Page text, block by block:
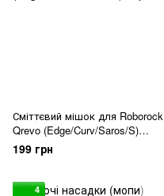
Сміттєвий мішок для Roborock
Qrevo (Edge/Curv/Saros/S)
серія
199 грн
4